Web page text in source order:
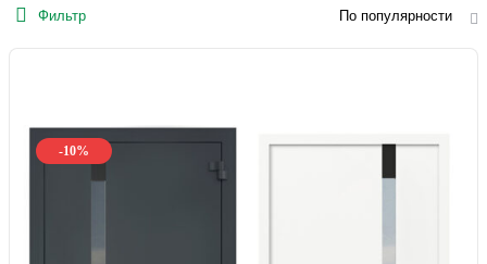
Фильтр По популярности
-10%